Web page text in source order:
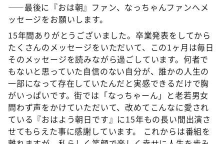
――最後に『おは朝』ファン、なっちゃんファンへメ
ッセージをお願いします。
15年間ありがとうございました。卒業発表をしてから
たくさんのメッセージをいただいて、この1ヶ月は毎日
そのメッセージを読みながら過ごしています。何者で
もないと思っていた自信のない自分が、誰かの人生の
一部になって存在していたんだと実感できるだけで胸
がいっぱいです。街では「なっちゃーん」と老若男女
問わず声をかけていただいて、改めてこんなに愛され
ている『おはよう朝日です』に15年もの長い間出演さ
せてもらえた事に感謝しています。 これからは番組を